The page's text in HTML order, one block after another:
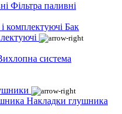
Фільтра паливні
Бак
система
Накладки глушника